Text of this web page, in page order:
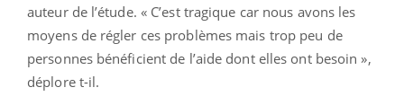
auteur de l’étude. « C’est tragique car nous avons les
moyens de régler ces problèmes mais trop peu de
personnes bénéficient de l’aide dont elles ont besoin »,
déplore t-il.